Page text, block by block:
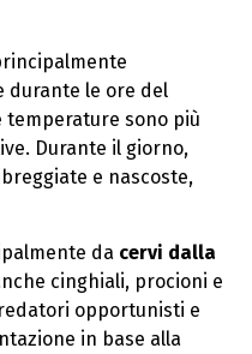
durante le ore del
temperature sono più
Durante il giorno,
e nascoste,
da cervi dalla
cinghiali, procioni e
opportunisti e
in base alla